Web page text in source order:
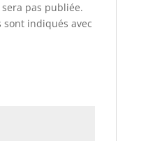
pas publiée.
sont indiqués avec